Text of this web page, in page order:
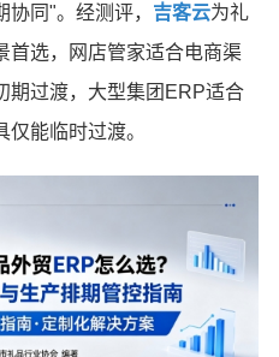
同"。经测评， 吉客云为礼
首选，网店管家适合电商渠
期过渡，大型集团ERP适合
能临时过渡。